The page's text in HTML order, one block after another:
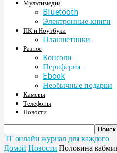
Мультимедиа
Bluetooth
Электронные книги
ПК и Ноутбуки
Планшетники
Разное
Консоли
Периферия
Ebook
Необычные подарки
Камеры
Телефоны
Новости
IT онлайн журнал для каждого
Домой Новости Половина